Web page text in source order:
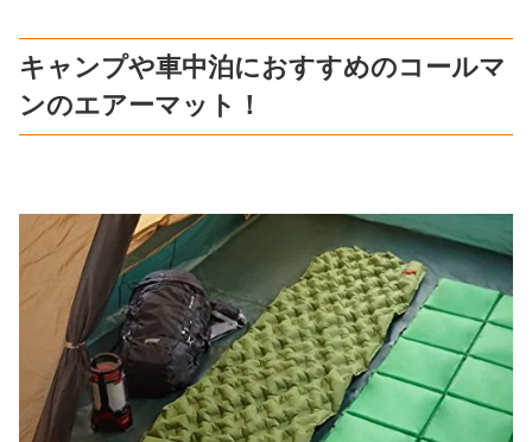
キャンプや車中泊におすすめのコールマ
ンのエアーマット！